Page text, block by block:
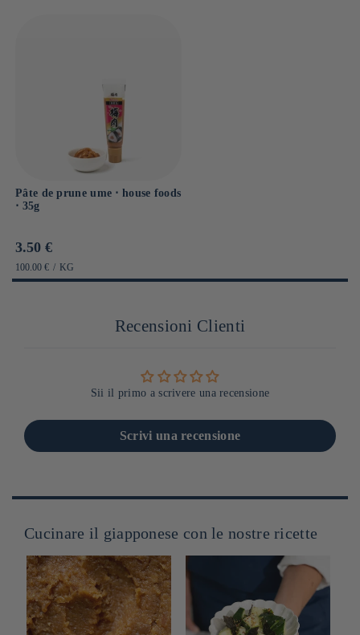
Pâte de prune ume ⋅ house foods
⋅ 35g
Prix
habituel
3.50 €
PRIX
UNITAIRE
100.00 € / PAR
KG
Recensioni Clienti
Sii il primo a scrivere una recensione
Scrivi una recensione
Cucinare il giapponese con le nostre ricette